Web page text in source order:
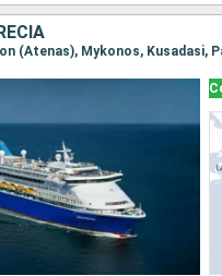
(Atenas), Mykonos, Kusadasi,